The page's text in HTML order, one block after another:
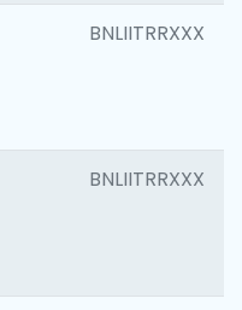
BNLIITRRXXX
BNLIITRRXXX